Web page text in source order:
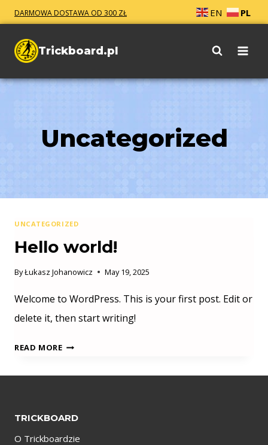
Skip
to
content
DARMOWA DOSTAWA OD 300 ZŁ EN PL
Trickboard.pl
Uncategorized
UNCATEGORIZED
Hello world!
ByŁukasz Johanowicz May 19, 2025
Welcome to WordPress. This is your first post. Edit or
delete it, then start writing!
READ MOREHELLO
TRICKBOARD
O Trickboardzie